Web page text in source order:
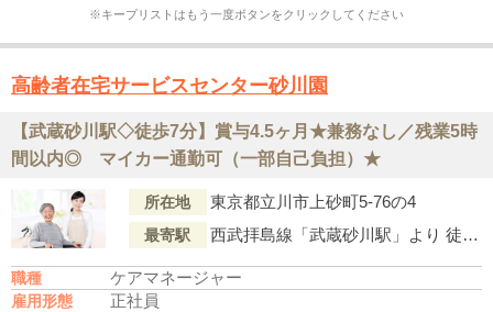
※キープリストはもう一度ボタンをクリックしてください
高齢者在宅サービスセンター砂川園
【武蔵砂川駅◇徒歩7分】賞与4.5ヶ月★兼務なし／残業5時
間以内◎ マイカー通勤可（一部自己負担）★
所在地 東京都立川市上砂町5-76の4
最寄駅 西武拝島線「武蔵砂川駅」より 徒歩7分
職種 ケアマネージャー
雇用形態 正社員